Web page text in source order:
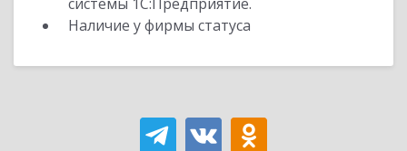
Наличие у фирмы статуса